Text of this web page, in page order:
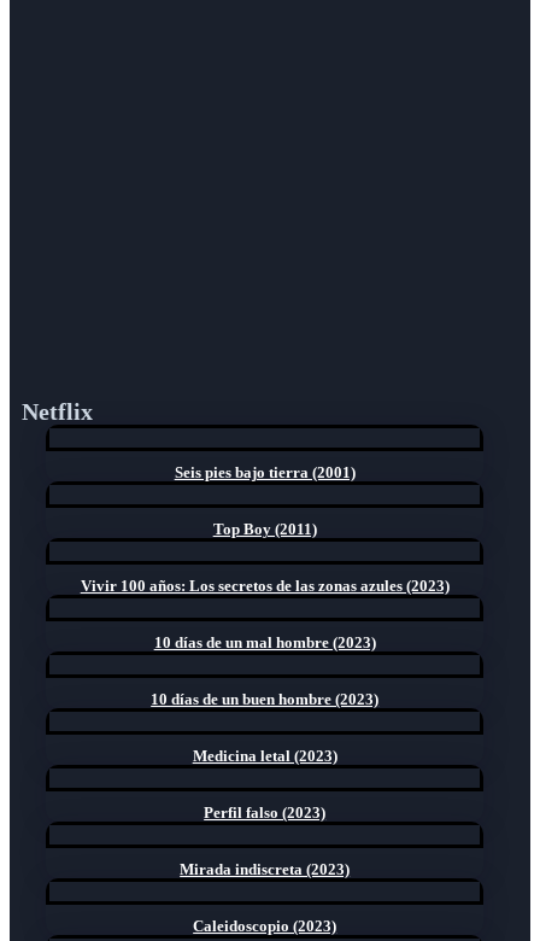
Netflix
Seis pies bajo tierra (2001)
Top Boy (2011)
Vivir 100 años: Los secretos de las zonas azules (2023)
10 días de un mal hombre (2023)
10 días de un buen hombre (2023)
Medicina letal (2023)
Perfil falso (2023)
Mirada indiscreta (2023)
Caleidoscopio (2023)